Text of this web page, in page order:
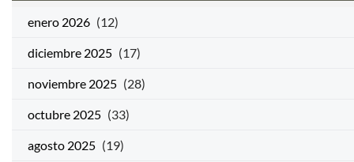
enero 2026 (12)
diciembre 2025 (17)
noviembre 2025 (28)
octubre 2025 (33)
agosto 2025 (19)